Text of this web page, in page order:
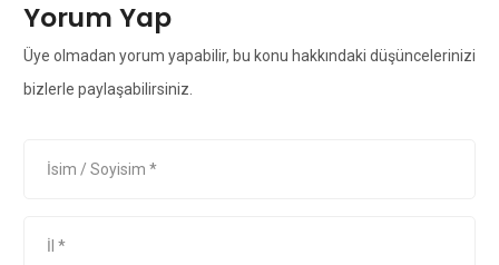
Yorum Yap
Üye olmadan yorum yapabilir, bu konu hakkındaki düşüncelerinizi
bizlerle paylaşabilirsiniz.